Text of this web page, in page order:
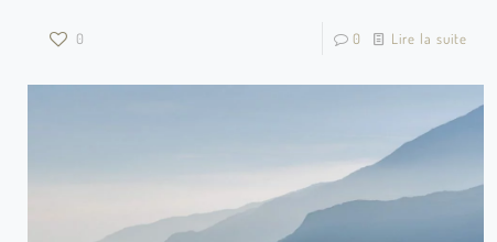
0 0 Lire la suite